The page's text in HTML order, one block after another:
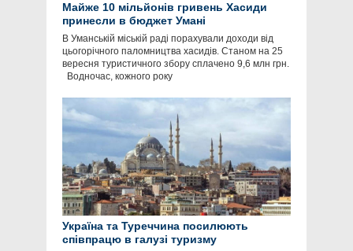
Майже 10 мільйонів гривень Хасиди
принесли в бюджет Умані
В Уманській міській раді порахували доходи від
цьогорічного паломництва хасидів. Станом на 25
вересня туристичного збору сплачено 9,6 млн грн.
Водночас, кожного року
Україна та Туреччина посилюють
співпрацю в галузі туризму